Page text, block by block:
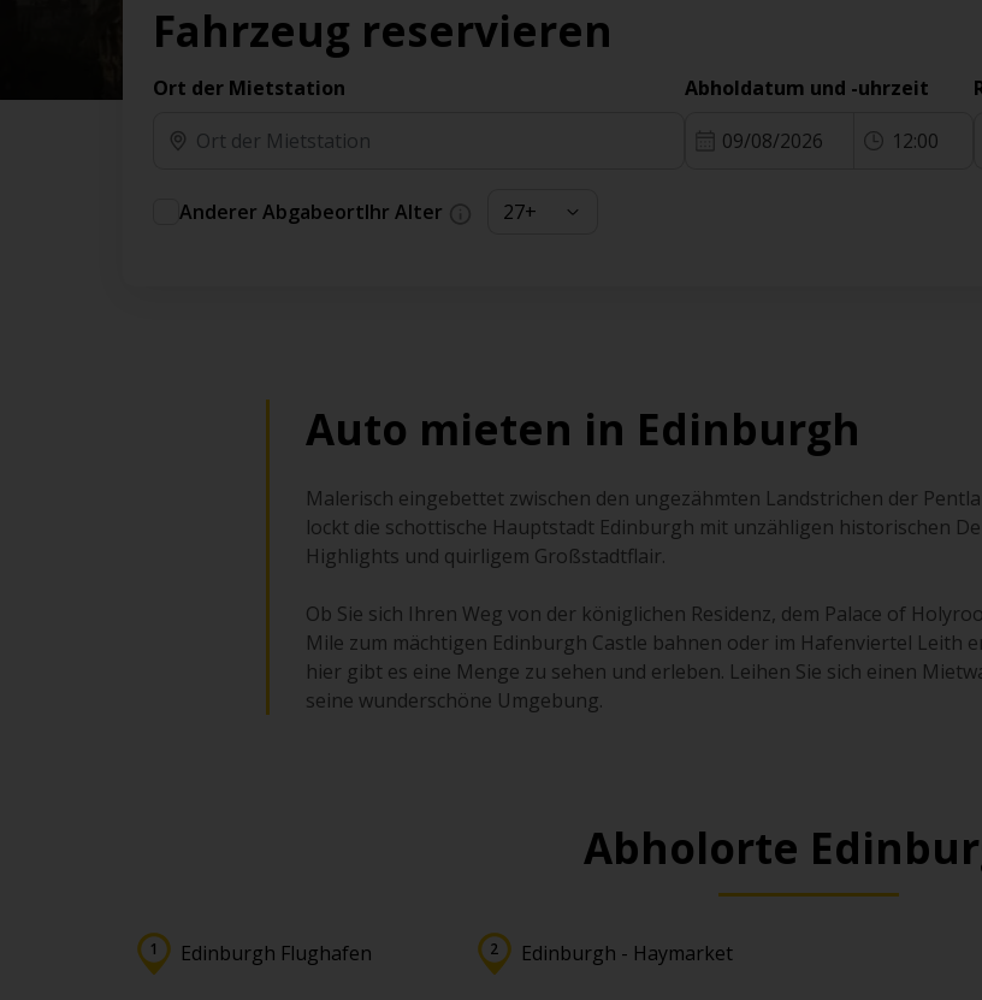
Vorteilen und Prämien an.
Sie können direkt zu Ihrem Auto gehen, ohne
An ausgewählten Standorten erhältlich.
Fahrzeug reservieren
Ort der Mietstation Abholdatum und -uhrzeit
09/08/2026 12:00
Anderer AbgabeortIhr Alter
Auto mieten in Edinburgh
Malerisch eingebettet zwischen den ungezähmten Landstrichen der
lockt die schottische Hauptstadt Edinburgh mit unzähligen historischen
Highlights und quirligem Großstadtflair.
Ob Sie sich Ihren Weg von der königlichen Residenz, dem Palace of
Mile zum mächtigen Edinburgh Castle bahnen oder im Hafenviertel Leith
hier gibt es eine Menge zu sehen und erleben. Leihen Sie sich einen
seine wunderschöne Umgebung.
Abholorte
Edinburgh Flughafen Edinburgh - Haymarket